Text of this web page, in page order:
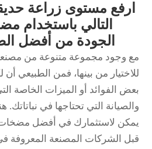
ارفع مستوى زراعة
التالي باستخدام
الجودة من أفضل
مع وجود مجموعة متنوعة من
للاختيار من بينها، فمن الطبيعي
بعض الفوائد أو الميزات الخاصة
والصيانة التي تحتاجها في
يمكن لاستثمارك في أفضل
قبل الشركات المصنعة المعروفة